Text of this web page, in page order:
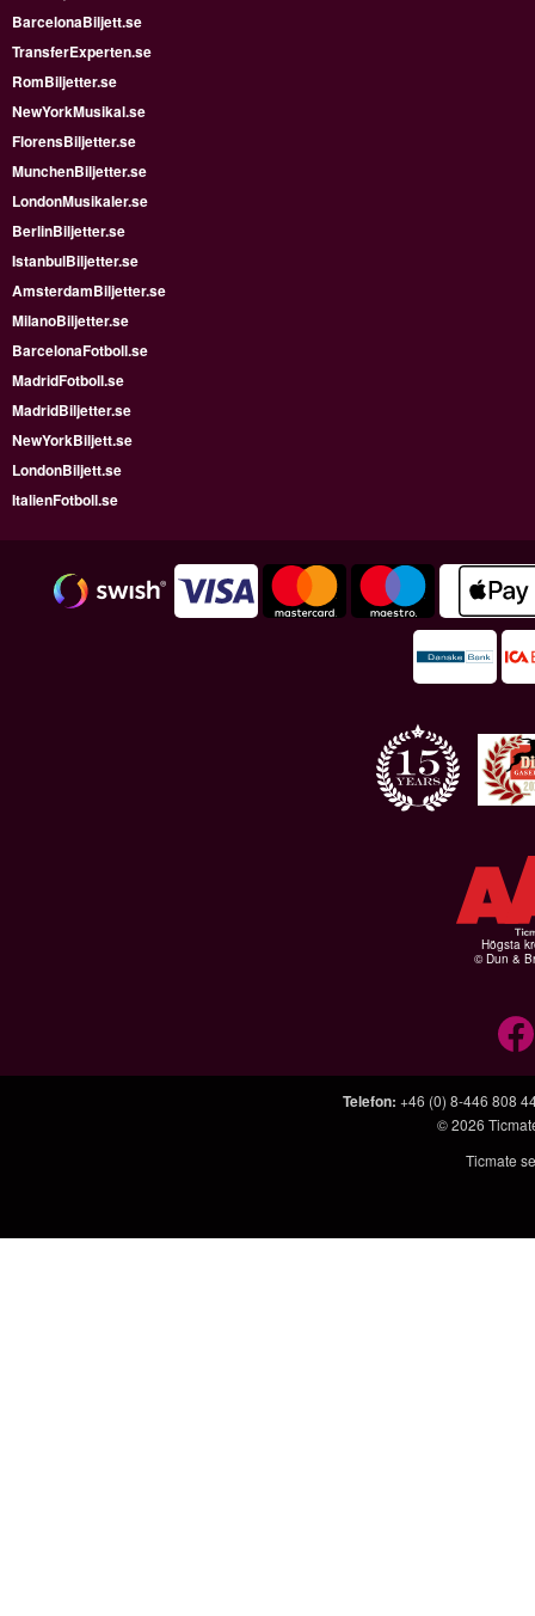
BarcelonaBiljett.se
TransferExperten.se
RomBiljetter.se
NewYorkMusikal.se
FlorensBiljetter.se
MunchenBiljetter.se
LondonMusikaler.se
BerlinBiljetter.se
IstanbulBiljetter.se
AmsterdamBiljetter.se
MilanoBiljetter.se
BarcelonaFotboll.se
MadridFotboll.se
MadridBiljetter.se
NewYorkBiljett.se
LondonBiljett.se
ItalienFotboll.se
Högsta
© Dun &
Telefon: +46 (0) 8-446 808
© 2026
Ticmate